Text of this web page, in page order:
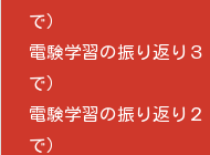
で）
電験学習の振り返り
で）
電験学習の振り返り
で）